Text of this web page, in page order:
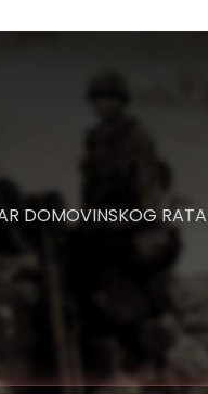
DOMOVINSKOG RATA